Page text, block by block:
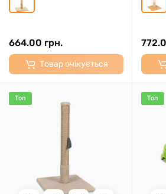
664.00 грн.
Товар очікується
Топ Топ